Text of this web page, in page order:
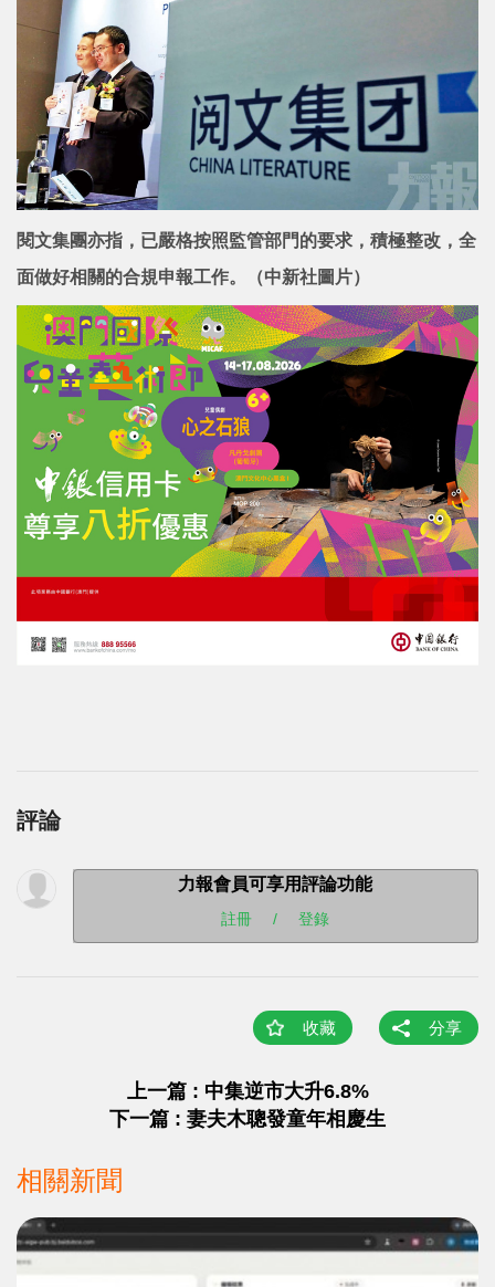
閱文集團亦指，已嚴格按照監管部門的要求，積極整改，全
面做好相關的合規申報工作。（中新社圖片）
評論
力報會員可享用評論功能
註冊 / 登錄
收藏 分享
上一篇 : 中集逆市大升6.8%
下一篇 : 妻夫木聰發童年相慶生
相關新聞